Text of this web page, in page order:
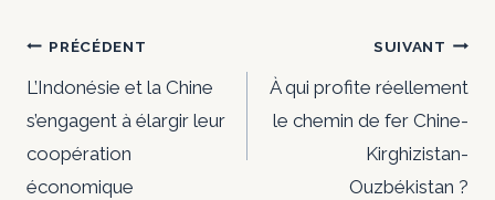
Navigation
de
l’article
PRÉCÉDENT
L’Indonésie et la Chine
s’engagent à élargir leur
coopération
économique
SUIVANT
À qui profite réellement
le chemin de fer Chine-
Kirghizistan-
Ouzbékistan ?